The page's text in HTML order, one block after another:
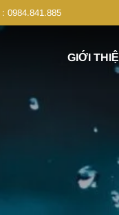
: 0984.841.885
GIỚI